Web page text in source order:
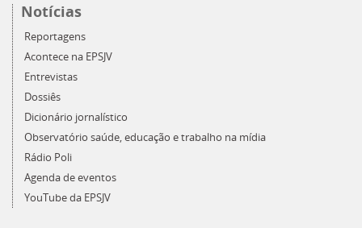
Notícias
Reportagens
Acontece na EPSJV
Entrevistas
Dossiês
Dicionário jornalístico
Observatório saúde, educação e trabalho na mídia
Rádio Poli
Agenda de eventos
YouTube da EPSJV